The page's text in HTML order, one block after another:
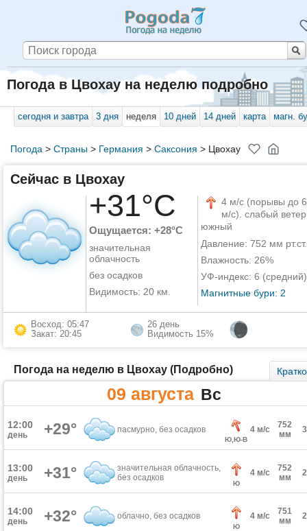
Погода в Цвохау на неделю подробно
сегодня и завтра 3 дня неделя 10 дней 14 дней карта магн.
Погода > Страны> Германия > Саксония > Цвохау
Сейчас в Цвохау
+31°C
Ощущается: +28°C
значительная
облачность
без осадков
Видимость: 20 км.
4 м/с (порывы до 6
м/с). слабый
южный
Давление: 752 мм рт.ст.
Влажность: 26%
УФ-индекс: 6 (средний)
Магнитные бури: 2
Восход: 05:47
Закат: 20:45
26 день
Видимость 15%
Погода на неделю в Цвохау (Подробно) Кратко
09 августа Вс
12:00
день +29° пасмурно, без осадков
Ю,Ю-В
4 м/с
752
мм
13:00
день +31°
значительная облачность,
без осадков
Ю
4 м/с
752
мм
14:00
день +32° облачно, без осадков
Ю
4 м/с
751
мм